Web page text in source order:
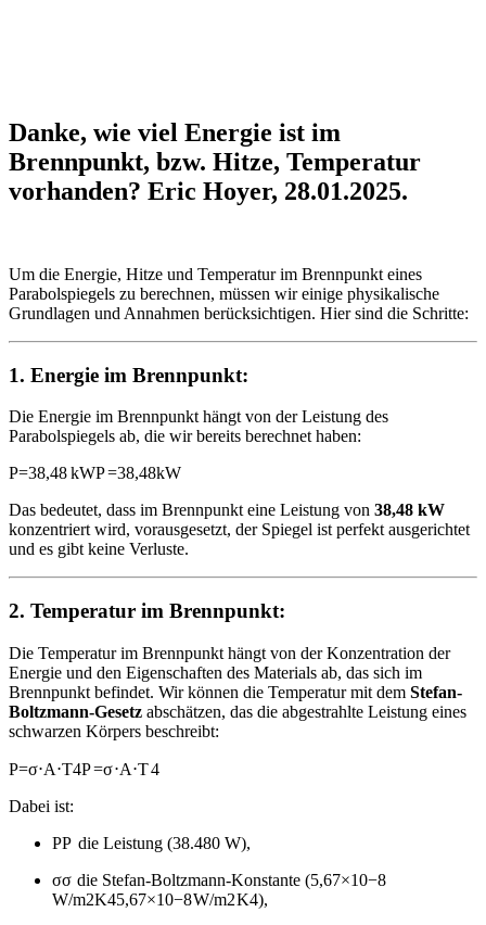
Danke, wie viel Energie ist im
Brennpunkt, bzw. Hitze, Temperatur
vorhanden? Eric Hoyer, 28.01.2025.
Um die Energie, Hitze und Temperatur im Brennpunkt eines
Parabolspiegels zu berechnen, müssen wir einige physikalische
Grundlagen und Annahmen berücksichtigen. Hier sind die Schritte:
1. Energie im Brennpunkt:
Die Energie im Brennpunkt hängt von der Leistung des
Parabolspiegels ab, die wir bereits berechnet haben:
P=38,48 kWP=38,48kW
Das bedeutet, dass im Brennpunkt eine Leistung von 38,48 kW
konzentriert wird, vorausgesetzt, der Spiegel ist perfekt ausgerichtet
und es gibt keine Verluste.
2. Temperatur im Brennpunkt:
Die Temperatur im Brennpunkt hängt von der Konzentration der
Energie und den Eigenschaften des Materials ab, das sich im
Brennpunkt befindet. Wir können die Temperatur mit dem Stefan-
Boltzmann-Gesetz abschätzen, das die abgestrahlte Leistung eines
schwarzen Körpers beschreibt:
P=σ⋅A⋅T4P=σ⋅A⋅T4
Dabei ist:
PP die Leistung (38.480 W),
σσ die Stefan-Boltzmann-Konstante (5,67×10−8
W/m2K45,67×10−8W/m2K4),